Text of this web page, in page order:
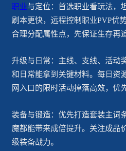
职业与定位：首选职业看玩法，
刷本更快，远程控制职业PVP优
合理分配属性点，先保证生存再
升级与日常：主线、支线、活动
和日常能拿到关键材料。每日资
网入口的限时活动掉落高效，优
装备与锻造：优先打造套装主词条
魔都能带来成倍提升。关注成品
级装备战力。